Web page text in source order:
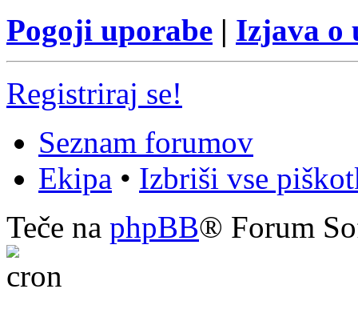
Pogoji uporabe | Izjava o
Registriraj se!
Seznam forumov
Ekipa • Izbriši vse
Teče na phpBB® Forum